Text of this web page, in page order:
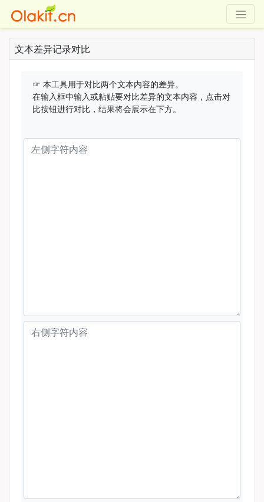
文本差异记录对比
☞ 本工具用于对比两个文本内容的差异。
在输入框中输入或粘贴要对比差异的文本内容，点击对
比按钮进行对比，结果将会展示在下方。